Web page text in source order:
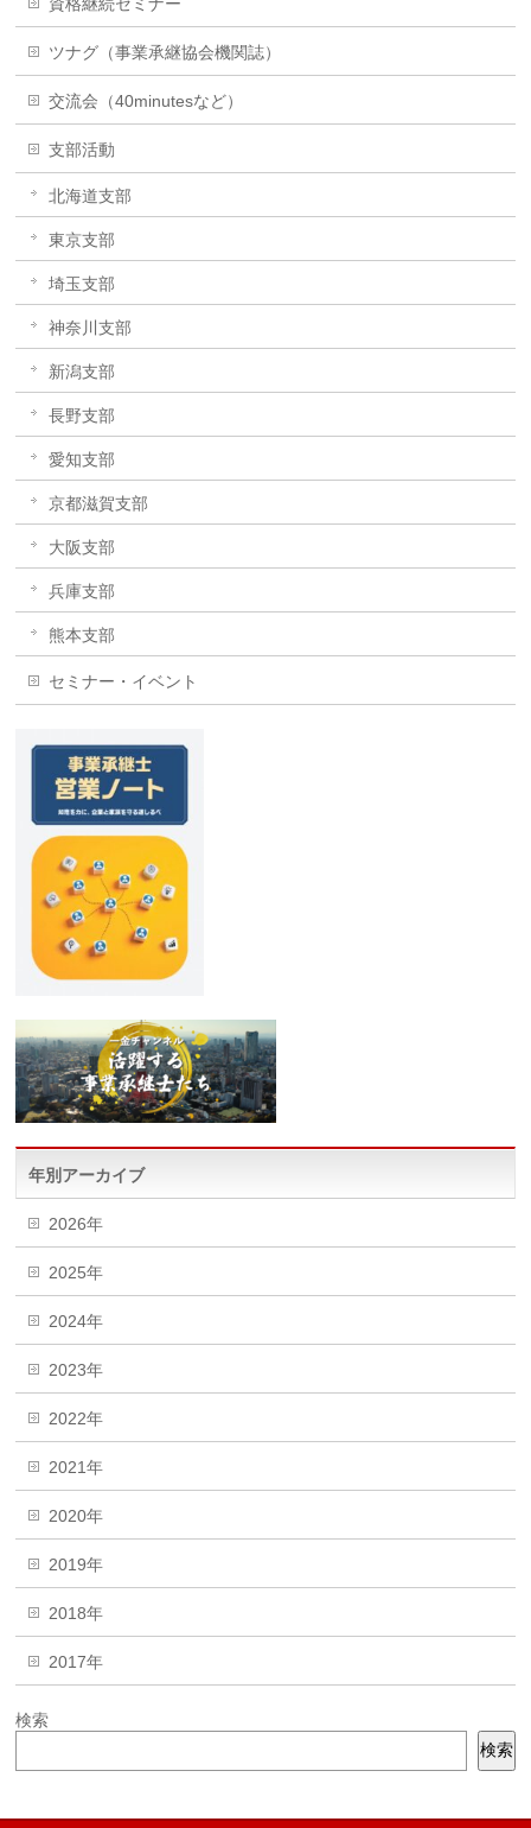
ツナグ（事業承継協会機関誌）
交流会（40minutesなど）
支部活動
北海道支部
東京支部
埼玉支部
神奈川支部
新潟支部
長野支部
愛知支部
京都滋賀支部
大阪支部
兵庫支部
熊本支部
セミナー・イベント
年別アーカイブ
2026年
2025年
2024年
2023年
2022年
2021年
2020年
2019年
2018年
2017年
検索
検索